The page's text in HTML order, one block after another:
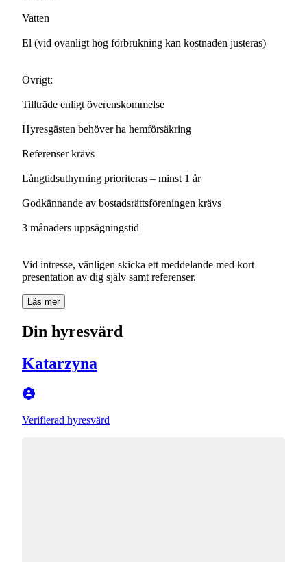
Vatten
El (vid ovanligt hög förbrukning kan kostnaden justeras)
Övrigt:
Tillträde enligt överenskommelse
Hyresgästen behöver ha hemförsäkring
Referenser krävs
Långtidsuthyrning prioriteras – minst 1 år
Godkännande av bostadsrättsföreningen krävs
3 månaders uppsägningstid
Vid intresse, vänligen skicka ett meddelande med kort
presentation av dig själv samt referenser.
Läs mer
Din hyresvärd
Katarzyna
Verifierad hyresvärd